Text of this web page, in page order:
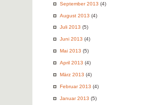
September 2013 (4)
August 2013 (4)
Juli 2013 (5)
Juni 2013 (4)
Mai 2013 (5)
April 2013 (4)
März 2013 (4)
Februar 2013 (4)
Januar 2013 (5)